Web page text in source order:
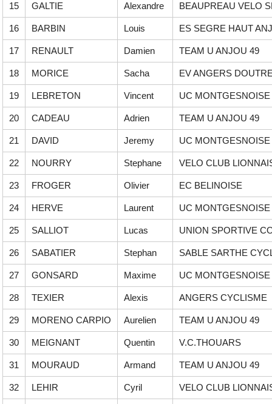
15 GALTIE Alexandre BEAUPREAU VELO
16 BARBIN Louis ES SEGRE HAUT
17 RENAULT Damien TEAM U ANJOU 49
18 MORICE Sacha EV ANGERS
19 LEBRETON Vincent UC MONTGESNOISE
20 CADEAU Adrien TEAM U ANJOU 49
21 DAVID Jeremy UC MONTGESNOISE
22 NOURRY Stephane VELO CLUB
23 FROGER Olivier EC BELINOISE
24 HERVE Laurent UC MONTGESNOISE
25 SALLIOT Lucas UNION SPORTIVE
26 SABATIER Stephan SABLE SARTHE
27 GONSARD Maxime UC MONTGESNOISE
28 TEXIER Alexis ANGERS CYCLISME
29 MORENO CARPIO Aurelien TEAM U ANJOU 49
30 MEIGNANT Quentin V.C.THOUARS
31 MOURAUD Armand TEAM U ANJOU 49
32 LEHIR Cyril VELO CLUB